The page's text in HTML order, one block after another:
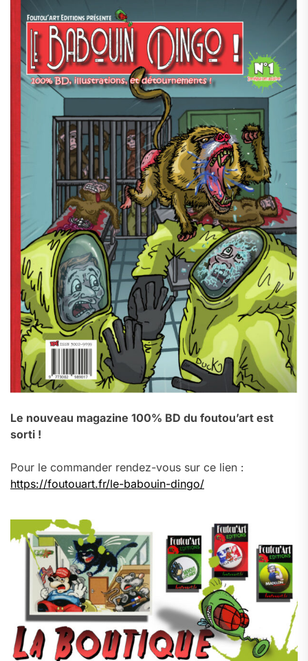
Le nouveau magazine 100% BD du foutou’art est
sorti !
Pour le commander rendez-vous sur ce lien :
https://foutouart.fr/le-babouin-dingo/